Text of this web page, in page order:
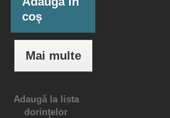
coş
Mai multe
Adaugă la lista
dorinţelor